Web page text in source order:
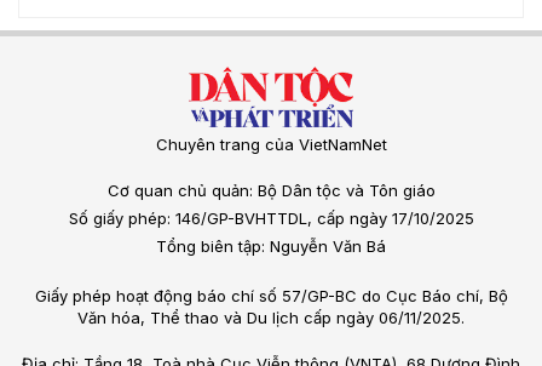
Chuyên trang của VietNamNet
Cơ quan chủ quản: Bộ Dân tộc và Tôn giáo
Số giấy phép: 146/GP-BVHTTDL, cấp ngày 17/10/2025
Tổng biên tập: Nguyễn Văn Bá
Giấy phép hoạt động báo chí số 57/GP-BC do Cục Báo chí, Bộ
Văn hóa, Thể thao và Du lịch cấp ngày 06/11/2025.